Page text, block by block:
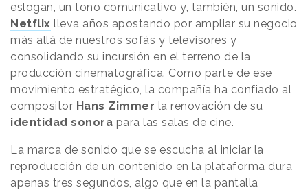
eslogan, un tono comunicativo y, también, un sonido.
Netflix lleva años apostando por ampliar su negocio
más allá de nuestros sofás y televisores y
consolidando su incursión en el terreno de la
producción cinematográfica. Como parte de ese
movimiento estratégico, la compañía ha confiado al
compositor Hans Zimmer la renovación de su
identidad sonora para las salas de cine.
La marca de sonido que se escucha al iniciar la
reproducción de un contenido en la plataforma dura
apenas tres segundos, algo que en la pantalla